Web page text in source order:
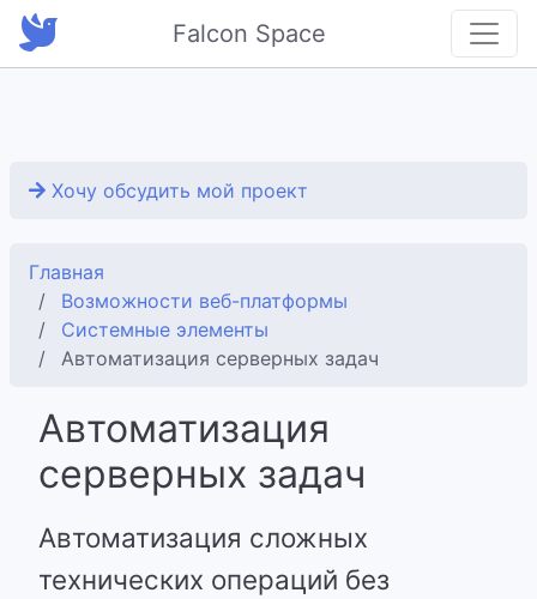
Falcon Space
Хочу обсудить мой проект
Главная
Возможности веб-платформы
Системные элементы
Автоматизация серверных задач
Автоматизация
серверных задач
Автоматизация сложных
технических операций без